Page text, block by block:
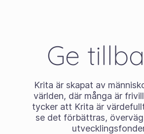
Ge
Krita är skapat av
världen, där många är
tycker att Krita är
se det förbättras,